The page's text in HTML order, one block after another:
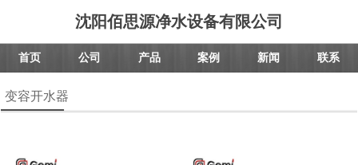
沈阳佰思源净水设备有限公司
首页 公司 产品 案例 新闻 联系
变容开水器